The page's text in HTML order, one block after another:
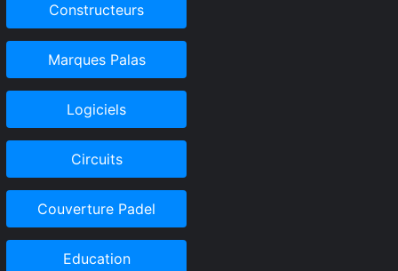
Constructeurs
Marques Palas
Logiciels
Circuits
Couverture Padel
Education